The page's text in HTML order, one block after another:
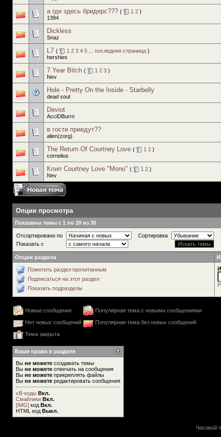
а где здесь бридерс??? ( 1 2 )
1394
Dickless
Snaz
L7 ( 1 2 3 4 5 последняя страница )
hershies
7 Year Bitch ( 1 2 3 )
Nev
Hole - Pretty On the Inside - Starbelly
dead soul
Deviot
AcciDBurrn
в гости приедут??
alien(zorg)
The Return Of Courtney Love ( 1 2 )
cornelius
Клип Courtney Love "Mono" ( 1 2 )
Nev
Опции просмотра
Показаны темы с 1 по 20 из 30
Отсортировано по
Сортировка
Показать с
Опции раздела
Пометить раздел прочитанным
Подписаться на этот раздел
Показать подразделы
Новые сообщения
Популярная тема с новыми сообщениями
Нет новых сообщений
Популярная тема без новых сообщений
Тема закрыта
Ваши права в разделе
Вы не можете создавать темы
Вы не можете отвечать на сообщения
Вы не можете прикреплять файлы
Вы не можете редактировать сообщения
vB-коды Вкл.
Смайлики Вкл.
[IMG] код Вкл.
HTML код Выкл.
Часовой